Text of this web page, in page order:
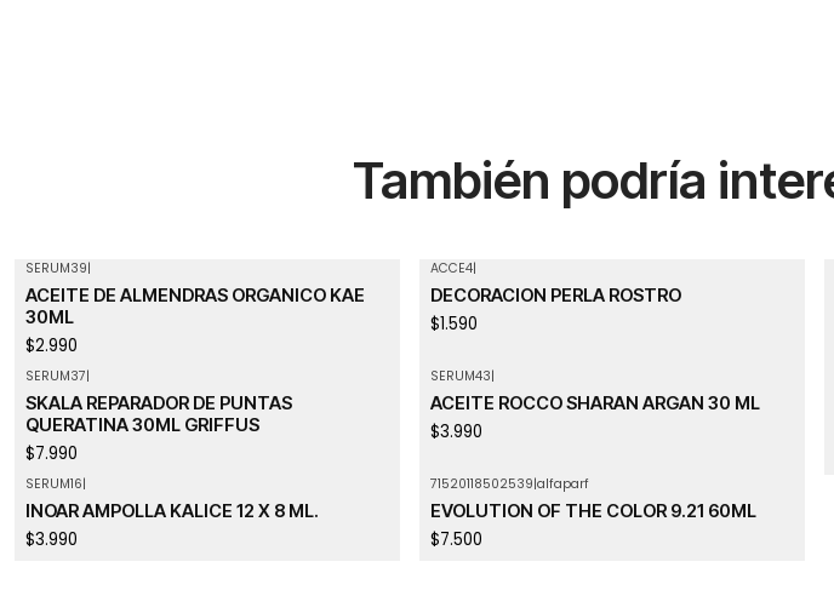
También podría
SERUM39|
ACEITE DE ALMENDRAS ORGANICO KAE
30ML
$2.990
ACCE4|
DECORACION PERLA ROSTRO
$1.590
SERUM37|
SKALA REPARADOR DE PUNTAS
QUERATINA 30ML GRIFFUS
$7.990
SERUM43|
ACEITE ROCCO SHARAN ARGAN 30 ML
$3.990
SERUM16|
INOAR AMPOLLA KALICE 12 X 8 ML.
$3.990
71520118502539|alfaparf
EVOLUTION OF THE COLOR 9.21 60ML
$7.500